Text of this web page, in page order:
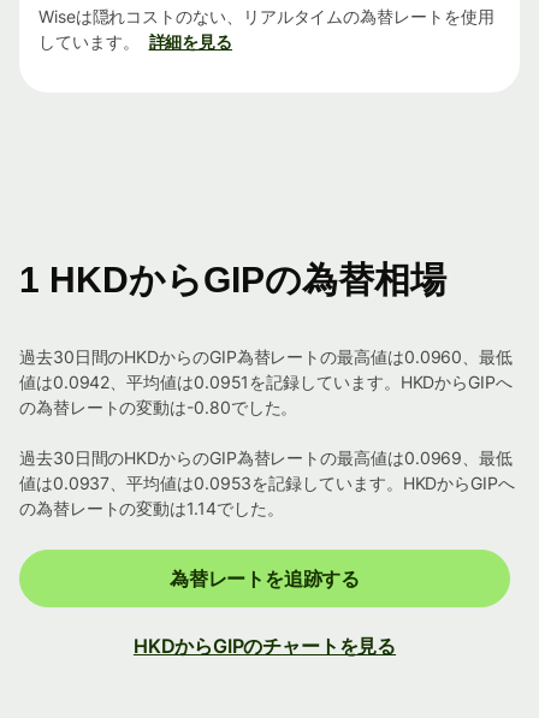
Wiseは隠れコストのない、リアルタイムの為替レートを使用
しています。
詳細を見る
1 HKDからGIPの為替相場
過去30日間のHKDからのGIP為替レートの最高値は0.0960、最低
値は0.0942、平均値は0.0951を記録しています。HKDからGIPへ
の為替レートの変動は-0.80でした。
過去30日間のHKDからのGIP為替レートの最高値は0.0969、最低
値は0.0937、平均値は0.0953を記録しています。HKDからGIPへ
の為替レートの変動は1.14でした。
為替レートを追跡する
HKDからGIPのチャートを見る